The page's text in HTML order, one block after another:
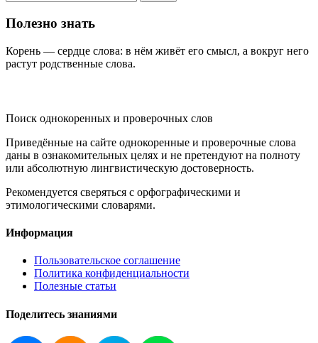
Полезно знать
Корень — сердце слова: в нём живёт его смысл, а вокруг него
растут родственные слова.
Поиск однокоренных и проверочных слов
Приведённые на сайте однокоренные и проверочные слова
даны в ознакомительных целях и не претендуют на полноту
или абсолютную лингвистическую достоверность.
Рекомендуется сверяться с орфографическими и
этимологическими словарями.
Информация
Пользовательское соглашение
Политика конфиденциальности
Полезные статьи
Поделитесь знаниями